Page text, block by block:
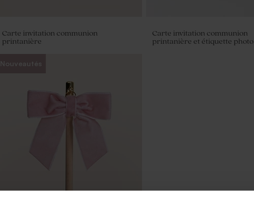
Carte invitation communion
printanière
Carte invitation communion
printanière et étiquette photo
Nouveautés